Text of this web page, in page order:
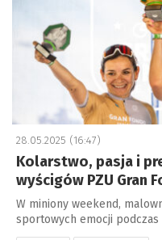
28.05.2025 (16:47)
Kolarstwo, pasja i
wyścigów PZU Gran
W miniony weekend,
sportowych emocji